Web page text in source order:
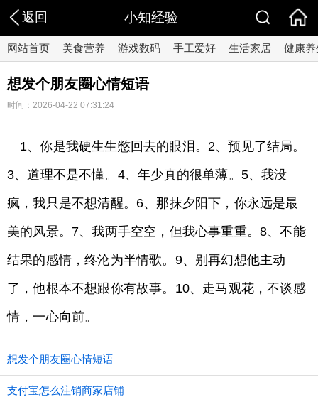
返回 小知经验
网站首页 美食营养 游戏数码 手工爱好 生活家居 健康养
想发个朋友圈心情短语
时间：2026-04-22 07:31:24
1、你是我硬生生憋回去的眼泪。2、预见了结局。
3、道理不是不懂。4、年少真的很单薄。5、我没
疯，我只是不想清醒。6、那抹夕阳下，你永远是最
美的风景。7、我两手空空，但我心事重重。8、不能
结果的感情，终沦为半情歌。9、别再幻想他主动
了，他根本不想跟你有故事。10、走马观花，不谈感
情，一心向前。
想发个朋友圈心情短语
支付宝怎么注销商家店铺